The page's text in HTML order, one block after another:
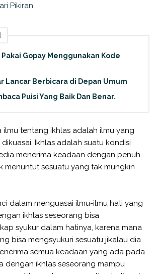
Pikiran
Pakai Gopay Menggunakan Kode
Lancar Berbicara di Depan Umum
Puisi Yang Baik Dan Benar.
ilmu tentang ikhlas adalah ilmu yang
Ikhlas adalah suatu kondisi
menerima keadaan dengan penuh
menuntut sesuatu yang tak mungkin
dalam menguasai ilmu-ilmu hati yang
ikhlas seseorang bisa
syukur dalam hatinya, karena mana
bisa mengsyukuri sesuatu jikalau dia
semua keadaan yang ada pada
dengan ikhlas seseorang mampu